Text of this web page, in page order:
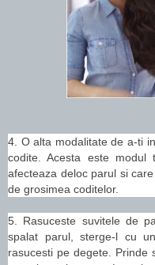
4. O alta modalitate de a-ti
codite. Acesta este
afecteaza deloc parul si
de grosimea coditelor.
5. Rasuceste suvitele de
spalat parul, sterge-l cu
rasucesti pe degete. Prinde